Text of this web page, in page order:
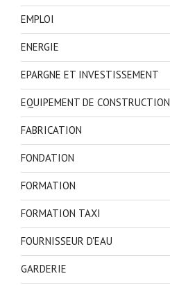
EMPLOI
ENERGIE
EPARGNE ET INVESTISSEMENT
EQUIPEMENT DE CONSTRUCTION
FABRICATION
FONDATION
FORMATION
FORMATION TAXI
FOURNISSEUR D'EAU
GARDERIE